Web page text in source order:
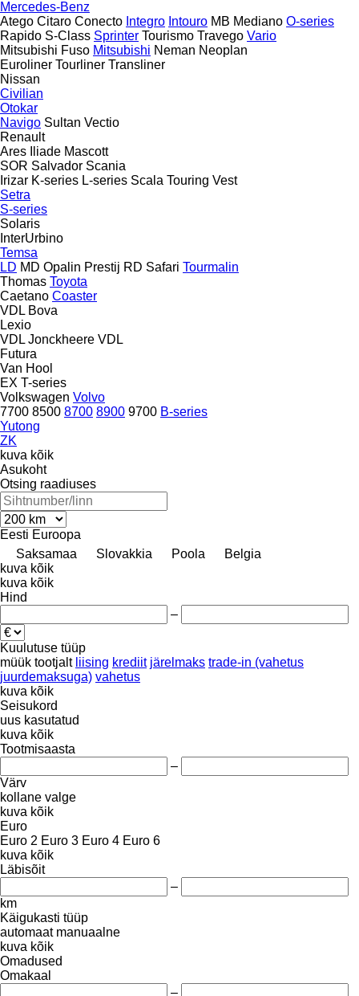
Mercedes-Benz
Atego Citaro Conecto Integro Intouro MB Mediano O-series
Rapido S-Class Sprinter Tourismo Travego Vario
Mitsubishi Fuso Mitsubishi Neman Neoplan
Euroliner Tourliner Transliner
Nissan
Civilian
Otokar
Navigo Sultan Vectio
Renault
Ares
Iliade Mascott
SOR Salvador Scania
Irizar K-series L-series Scala Touring Vest
Setra
S-series
Solaris
InterUrbino
Temsa
LD MD Opalin Prestij RD Safari Tourmalin
Thomas Toyota
Caetano Coaster
VDL Bova
Lexio
VDL Jonckheere VDL
Futura
Van Hool
EX T-series
Volkswagen Volvo
7700 8500 8700 8900 9700 B-series
Yutong
ZK
kuva kõik
Asukoht
Otsing raadiuses
Eesti Euroopa
Saksamaa
Slovakkia Poola
Belgia
kuva kõik
kuva kõik
Hind
–
Kuulutuse tüüp
müük tootjalt liising krediit järelmaks trade-in (vahetus
juurdemaksuga) vahetus
kuva kõik
Seisukord
uus kasutatud
kuva kõik
Tootmisaasta
–
Värv
kollane valge
kuva kõik
Euro
Euro 2 Euro 3 Euro 4 Euro 6
kuva kõik
Läbisõit
–
km
Käigukasti tüüp
automaat manuaalne
kuva kõik
Omadused
Omakaal
–